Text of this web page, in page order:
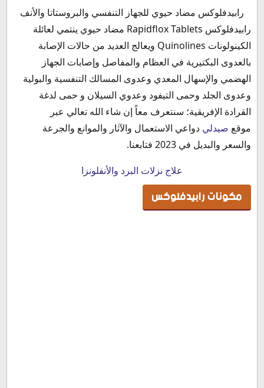
مكونات رابيدفلوكس
رابيدفلوكس صيدلي
دواعي استعمال رابيدفلوكس
الآثار الجانبية لدواء رابيدفلوكس
موانع استعمال دواء رابيدفلوكس
التداخلات الدوائية مع دواء رابيدفلوكس
رابيدفلوكس للبروستاتا
رابيدفلوكس للتيفود
رابيدفلوكس للأسنان
رابيدفلوكس للبرد
رابيدفلوكس للحامل
رابيدفلوكس والرضاعة
رابيدفلوكس لمرضي السكر
رابيدفلوكس مضاد حيوي للجهاز التنفسي والبروستاتا والأنف
رابيدفلوكس Rapidflox Tablets مضاد حيوي ينتمي لعائلة
الكينولونات Quinolines ويعالج العديد من حالات الإصابة
بالعدوى البكتيرية في العظام والمفاصل وإصابات الجهاز
الهضمي والإسهال المعدي وعدوى المسالك التنفسية والبولية
وعدوى الجلد وحمى التيفود وعدوي السيلان و حمى لدغة
القرادة الإفريقية؛ سنتعرف معاً إن شاء الله تعالي عبر
موقع صيدلي دواعي الاستعمال والآثار والموانع والجرعة
والسعر والبديل في 2023 فتابعنا.
علاج نزلات البرد والأنفلونزا
مكونات رابيدفلوكس